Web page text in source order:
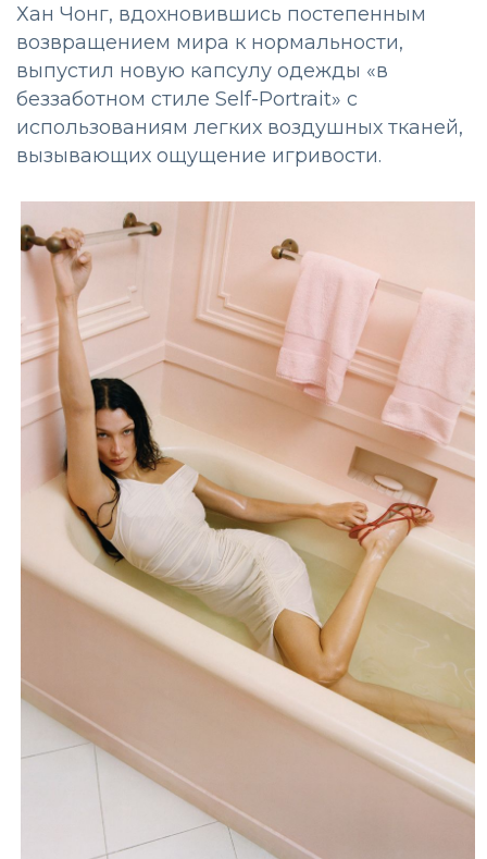
Хан Чонг, вдохновившись постепенным
возвращением мира к нормальности,
выпустил новую капсулу одежды «в
беззаботном стиле Self-Portrait» с
использованиям легких воздушных тканей,
вызывающих ощущение игривости.